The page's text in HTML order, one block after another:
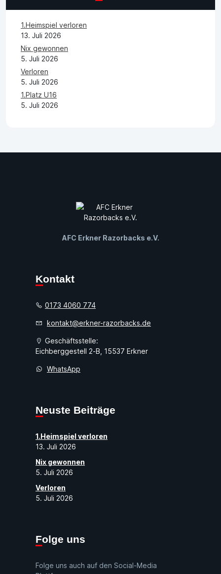
1.Heimspiel verloren
13. Juli 2026
Nix gewonnen
5. Juli 2026
Verloren
5. Juli 2026
1.Platz U16
5. Juli 2026
AFC Erkner Razorbacks e.V.
Kontakt
0173 4060 774
kontakt@erkner-razorbacks.de
Geschäftsstelle:
Eichberggestell 2-B, 15537 Erkner
WhatsApp
Neuste Beiträge
1.Heimspiel verloren
13. Juli 2026
Nix gewonnen
5. Juli 2026
Verloren
5. Juli 2026
Folge uns
Folge uns auch auf den Social-Media